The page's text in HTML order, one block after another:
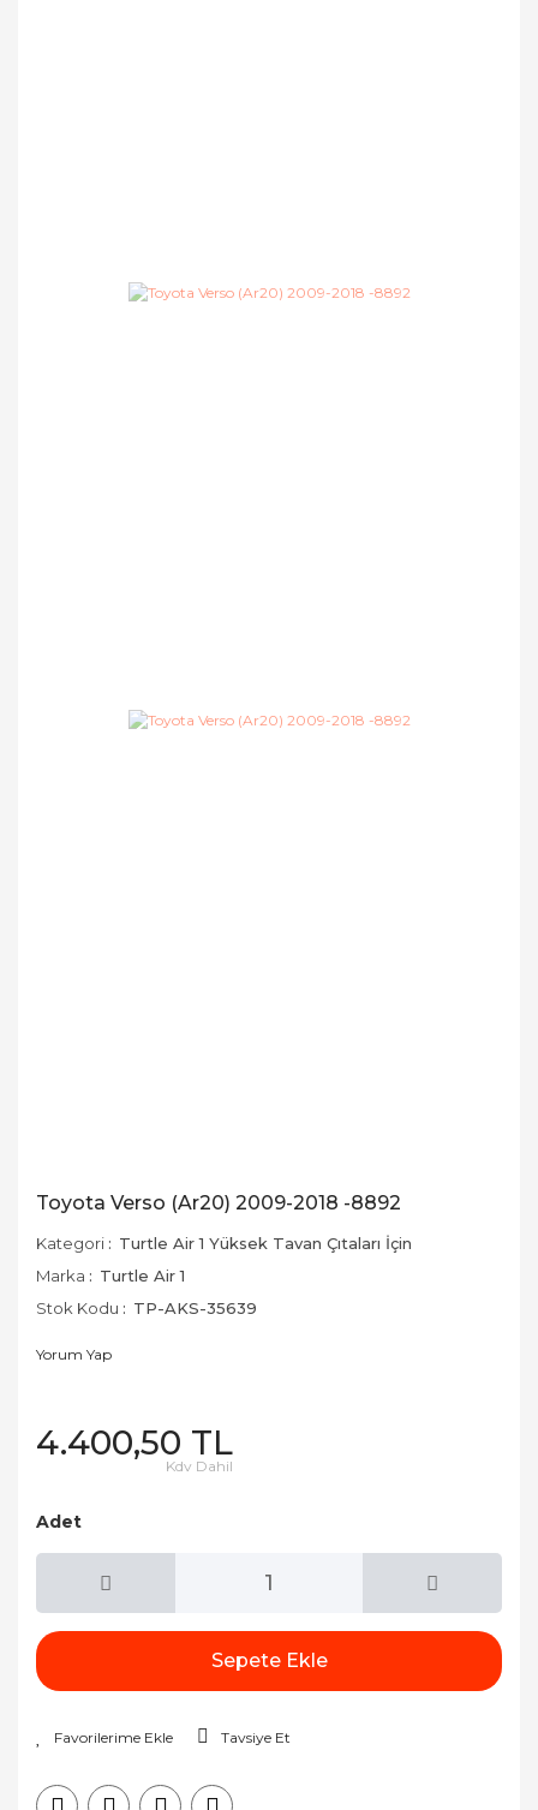
Toyota Verso (Ar20) 2009-2018 -8892
Kategori
Turtle Air 1 Yüksek Tavan Çıtaları İçin
Marka
Turtle Air 1
Stok Kodu
TP-AKS-35639
Yorum Yap
4.400,50 TL
Kdv Dahil
Adet
Sepete Ekle
Tavsiye Et